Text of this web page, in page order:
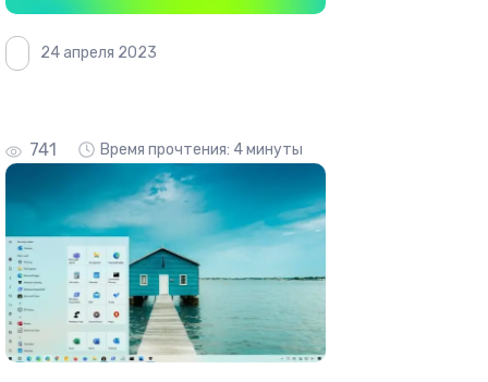
24 апреля 2023
741 Время прочтения: 4 минуты